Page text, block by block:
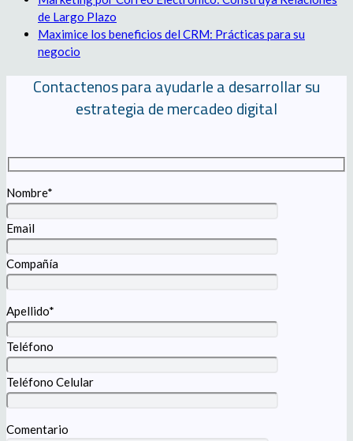
de Largo Plazo
Maximice los beneficios del CRM: Prácticas para su
negocio
Contactenos para ayudarle a desarrollar su
estrategia de mercadeo digital
Nombre*
Email
Compañía
Apellido*
Teléfono
Teléfono Celular
Comentario